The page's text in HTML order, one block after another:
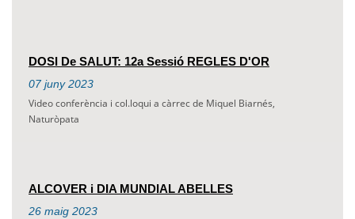
DOSI De SALUT: 12a Sessió REGLES D'OR
07 juny 2023
Video conferència i col.loqui a càrrec de Miquel Biarnés,
Naturòpata
ALCOVER i DIA MUNDIAL ABELLES
26 maig 2023